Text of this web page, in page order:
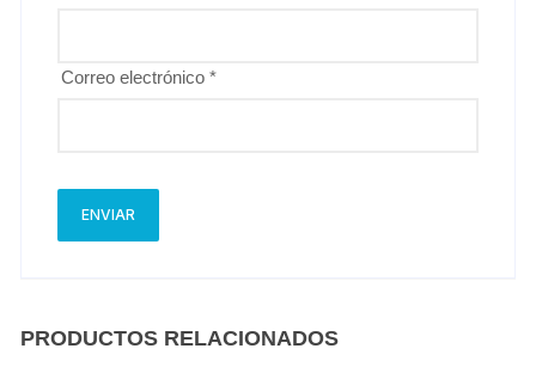
Correo electrónico*
PRODUCTOS RELACIONADOS